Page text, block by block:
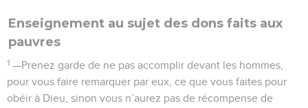
Enseignement au sujet des dons faits aux
pauvres
1 —Prenez garde de ne pas accomplir devant les hommes,
pour vous faire remarquer par eux, ce que vous faites pour
obéir à Dieu, sinon vous n’aurez pas de récompense de